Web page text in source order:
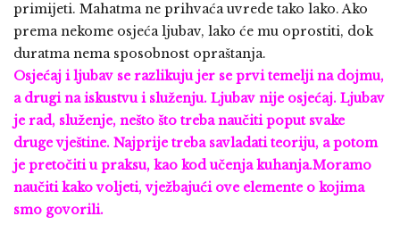
primijeti. Mahatma ne prihvaća uvrede tako lako. Ako
prema nekome osjeća ljubav, lako će mu oprostiti, dok
duratma nema sposobnost opraštanja.
Osjećaj i ljubav se razlikuju jer se prvi temelji na dojmu,
a drugi na iskustvu i služenju. Ljubav nije osjećaj. Ljubav
je rad, služenje, nešto što treba naučiti poput svake
druge vještine. Najprije treba savladati teoriju, a potom
je pretočiti u praksu, kao kod učenja kuhanja.Moramo
naučiti kako voljeti, vježbajući ove elemente o kojima
smo govorili.